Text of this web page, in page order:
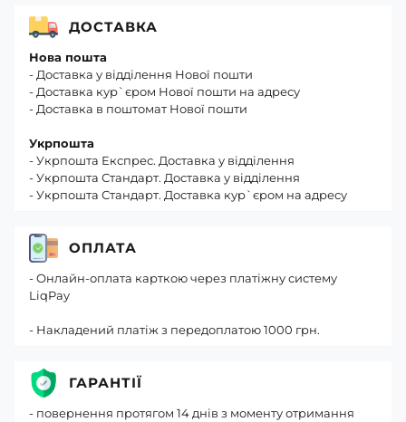
ДОСТАВКА
Нова пошта
- Доставка у відділення Нової пошти
- Доставка кур`єром Нової пошти на адресу
- Доставка в поштомат Нової пошти
Укрпошта
- Укрпошта Експрес. Доставка у відділення
- Укрпошта Стандарт. Доставка у відділення
- Укрпошта Стандарт. Доставка кур`єром на адресу
ОПЛАТА
- Онлайн-оплата карткою через платіжну систему
LiqPay
- Накладений платіж з передоплатою 1000 грн.
ГАРАНТІЇ
- повернення протягом 14 днів з моменту отримання